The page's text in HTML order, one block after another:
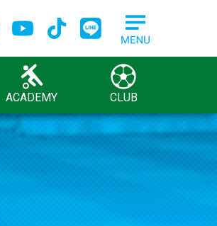
ACADEMY CLUB